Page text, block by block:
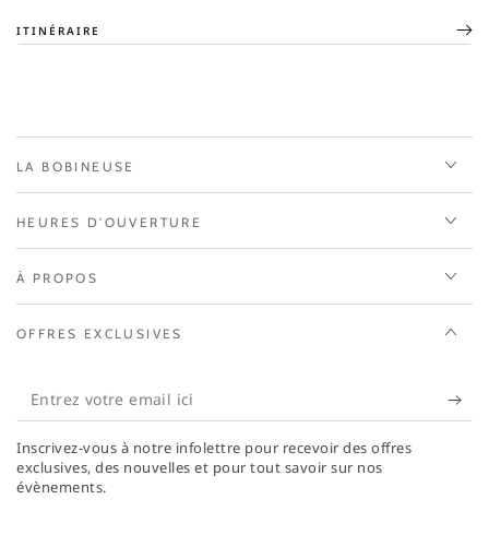
ITINÉRAIRE
LA BOBINEUSE
HEURES D'OUVERTURE
À PROPOS
OFFRES EXCLUSIVES
Entrez
votre
email
ici
Inscrivez-vous à notre infolettre pour recevoir des offres
exclusives, des nouvelles et pour tout savoir sur nos
évènements.